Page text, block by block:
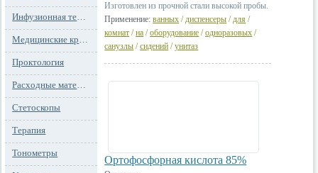
Инфузионная терапия
Медицинские кресла
Проктология
Расходные материалы
Стетоскопы
Терапия
Тонометры
Изготовлен из прочной стали высокой пробы.
Применение: ванных /диспенсеры /для /
комнат /на /оборудование /одноразовых /
санузлы /сидений /унитаз
Ортофосфорная кислота 85%